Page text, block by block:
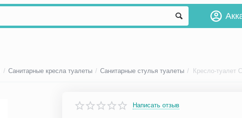
/ Санитарные кресла туалеты / Санитарные стулья туалеты / Кресло-туалет
Написать отзыв